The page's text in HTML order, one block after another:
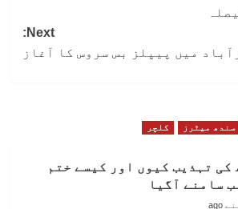
Next:
میں پیپلز بس سروس کا آغاز
سندھ میٹرز کلچر
کی تہذیب کیوں اور کیسے ختم
سامنے آگیا